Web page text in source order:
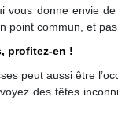
vous donne envie
point commun, et
profitez-en !
peut aussi être
des têtes